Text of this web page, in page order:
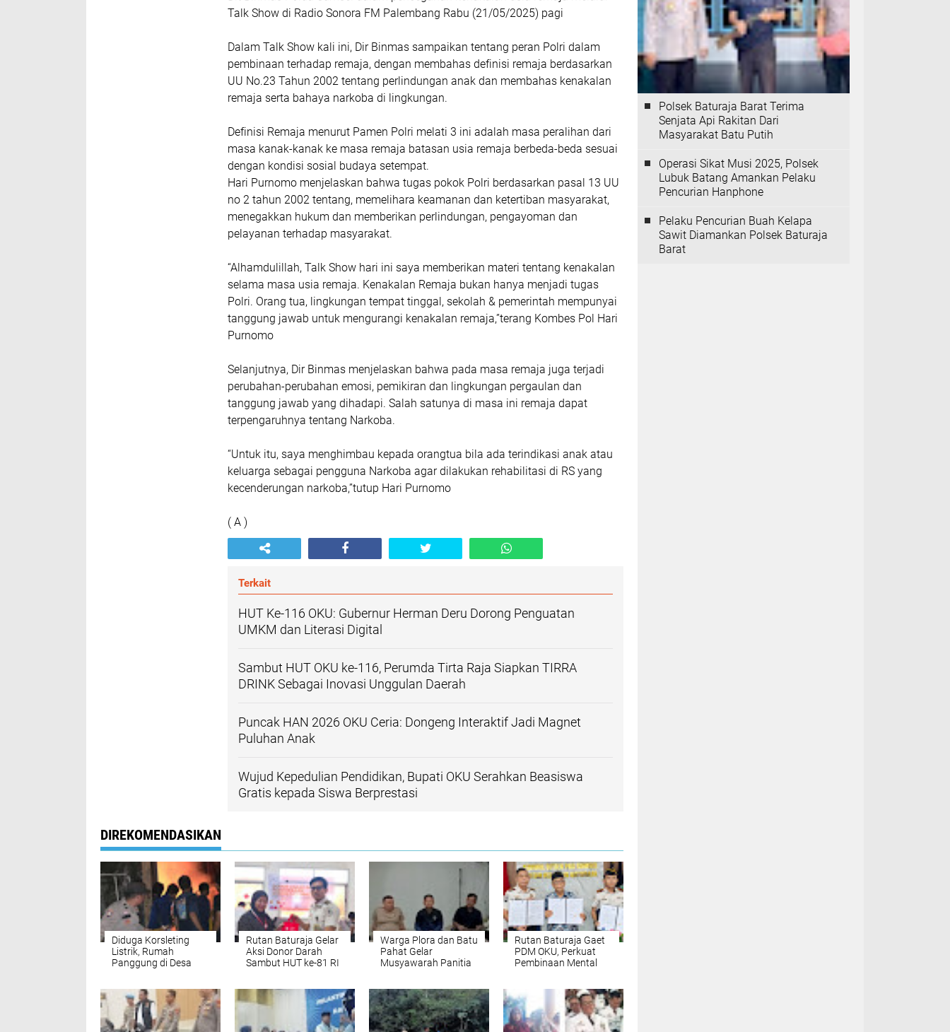
Talk Show di Radio Sonora FM Palembang Rabu (21/05/2025) pagi
Dalam Talk Show kali ini, Dir Binmas sampaikan tentang peran Polri dalam
pembinaan terhadap remaja, dengan membahas definisi remaja berdasarkan
UU No.23 Tahun 2002 tentang perlindungan anak dan membahas kenakalan
remaja serta bahaya narkoba di lingkungan.
Definisi Remaja menurut Pamen Polri melati 3 ini adalah masa peralihan dari
masa kanak-kanak ke masa remaja batasan usia remaja berbeda-beda sesuai
dengan kondisi sosial budaya setempat.
Hari Purnomo menjelaskan bahwa tugas pokok Polri berdasarkan pasal 13 UU
no 2 tahun 2002 tentang, memelihara keamanan dan ketertiban masyarakat,
menegakkan hukum dan memberikan perlindungan, pengayoman dan
pelayanan terhadap masyarakat.
“Alhamdulillah, Talk Show hari ini saya memberikan materi tentang kenakalan
selama masa usia remaja. Kenakalan Remaja bukan hanya menjadi tugas
Polri. Orang tua, lingkungan tempat tinggal, sekolah & pemerintah mempunyai
tanggung jawab untuk mengurangi kenakalan remaja,”terang Kombes Pol Hari
Purnomo
Selanjutnya, Dir Binmas menjelaskan bahwa pada masa remaja juga terjadi
perubahan-perubahan emosi, pemikiran dan lingkungan pergaulan dan
tanggung jawab yang dihadapi. Salah satunya di masa ini remaja dapat
terpengaruhnya tentang Narkoba.
“Untuk itu, saya menghimbau kepada orangtua bila ada terindikasi anak atau
keluarga sebagai pengguna Narkoba agar dilakukan rehabilitasi di RS yang
kecenderungan narkoba,”tutup Hari Purnomo
( A )
Terkait
HUT Ke-116 OKU: Gubernur Herman Deru Dorong Penguatan
UMKM dan Literasi Digital
Sambut HUT OKU ke-116, Perumda Tirta Raja Siapkan TIRRA
DRINK Sebagai Inovasi Unggulan Daerah
Puncak HAN 2026 OKU Ceria: Dongeng Interaktif Jadi Magnet
Puluhan Anak
Wujud Kepedulian Pendidikan, Bupati OKU Serahkan Beasiswa
Gratis kepada Siswa Berprestasi
DIREKOMENDASIKAN
Diduga Korsleting
Listrik, Rumah
Panggung di Desa
Rutan Baturaja Gelar
Aksi Donor Darah
Sambut HUT ke-81 RI
Warga Plora dan Batu
Pahat Gelar
Musyawarah Panitia
Rutan Baturaja Gaet
PDM OKU, Perkuat
Pembinaan Mental
Polsek Baturaja Barat Terima
Senjata Api Rakitan Dari
Masyarakat Batu Putih
Operasi Sikat Musi 2025, Polsek
Lubuk Batang Amankan Pelaku
Pencurian Hanphone
Pelaku Pencurian Buah Kelapa
Sawit Diamankan Polsek Baturaja
Barat